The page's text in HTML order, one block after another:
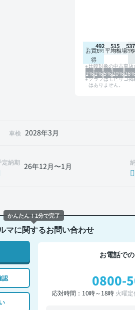
お買い
得
平均相場
1%1%5%20%26%
492 515 537
比較対象の中古車
形態や条件が異なる
グラフはモビリコ
はありません。
車検 2028年3月
定納期 26年12月〜1月
マに関するお問い合わせ
認
お電話で
0800-
応対時間：10時～18時 火曜
かんたん！1分で完了